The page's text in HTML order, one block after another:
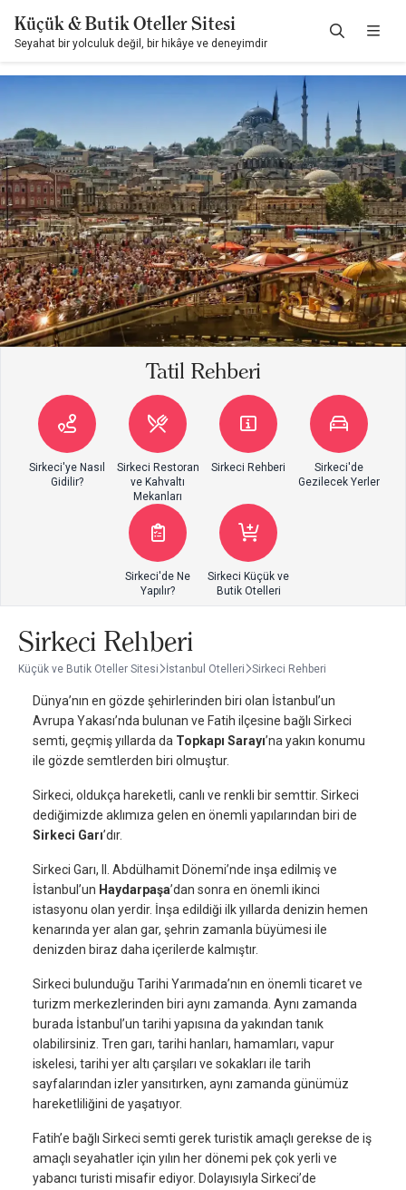
Küçük & Butik Oteller Sitesi
Seyahat bir yolculuk değil, bir hikâye ve deneyimdir
Tatil Rehberi
Sirkeci'ye Nasıl
Gidilir?
Sirkeci Restoran
ve Kahvaltı
Mekanları
Sirkeci Rehberi
Sirkeci'de
Gezilecek Yerler
Sirkeci'de Ne
Yapılır?
Sirkeci Küçük ve
Butik Otelleri
Sirkeci Rehberi
Küçük ve Butik Oteller Sitesi İstanbul Otelleri Sirkeci Rehberi
Dünya’nın en gözde şehirlerinden biri olan İstanbul’un
Avrupa Yakası’nda bulunan ve Fatih ilçesine bağlı Sirkeci
semti, geçmiş yıllarda da Topkapı Sarayı’na yakın konumu
ile gözde semtlerden biri olmuştur.
Sirkeci, oldukça hareketli, canlı ve renkli bir semttir. Sirkeci
dediğimizde aklımıza gelen en önemli yapılarından biri de
Sirkeci Garı’dır.
Sirkeci Garı, II. Abdülhamit Dönemi’nde inşa edilmiş ve
İstanbul’un Haydarpaşa’dan sonra en önemli ikinci
istasyonu olan yerdir. İnşa edildiği ilk yıllarda denizin hemen
kenarında yer alan gar, şehrin zamanla büyümesi ile
denizden biraz daha içerilerde kalmıştır.
Sirkeci bulunduğu Tarihi Yarımada’nın en önemli ticaret ve
turizm merkezlerinden biri aynı zamanda. Aynı zamanda
burada İstanbul’un tarihi yapısına da yakından tanık
olabilirsiniz. Tren garı, tarihi hanları, hamamları, vapur
iskelesi, tarihi yer altı çarşıları ve sokakları ile tarih
sayfalarından izler yansıtırken, aynı zamanda günümüz
hareketliliğini de yaşatıyor.
Fatih’e bağlı Sirkeci semti gerek turistik amaçlı gerekse de iş
amaçlı seyahatler için yılın her dönemi pek çok yerli ve
yabancı turisti misafir ediyor. Dolayısıyla Sirkeci’de